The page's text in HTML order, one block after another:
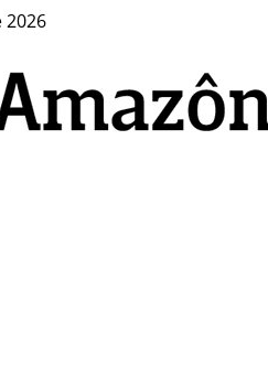
2026